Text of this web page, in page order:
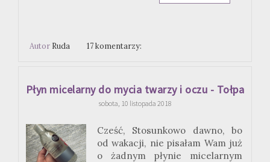
Autor Ruda 17 komentarzy:
Płyn micelarny do mycia twarzy i oczu - Tołpa
sobota, 10 listopada 2018
Cześć, Stosunkowo dawno, bo
od wakacji, nie pisałam Wam już
o żadnym płynie micelarnym